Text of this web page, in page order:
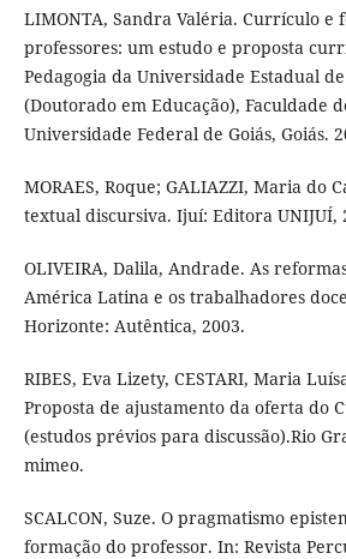
LIMONTA, Sandra Valéria. Currículo e
professores: um estudo e proposta
Pedagogia da Universidade Estadual de
(Doutorado em Educação), Faculdade
Universidade Federal de Goiás, Goiás.
MORAES, Roque; GALIAZZI, Maria do
textual discursiva. Ijuí: Editora UNIJUÍ,
OLIVEIRA, Dalila, Andrade. As
América Latina e os trabalhadores
Horizonte: Autêntica, 2003.
RIBES, Eva Lizety, CESTARI, Maria
Proposta de ajustamento da oferta do
(estudos prévios para discussão).Rio
mimeo.
SCALCON, Suze. O pragmatismo
formação do professor. In: Revista